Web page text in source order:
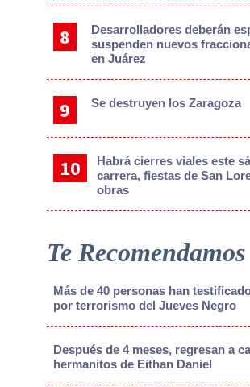
Desarrolladores deberán
suspenden nuevos
en Juárez
Se destruyen los Zaragoza
Habrá cierres viales este
carrera, fiestas de San
obras
Te Recomendamos
Más de 40 personas han
por terrorismo del Jueves Negro
Después de 4 meses, regresan a
hermanitos de Eithan Daniel